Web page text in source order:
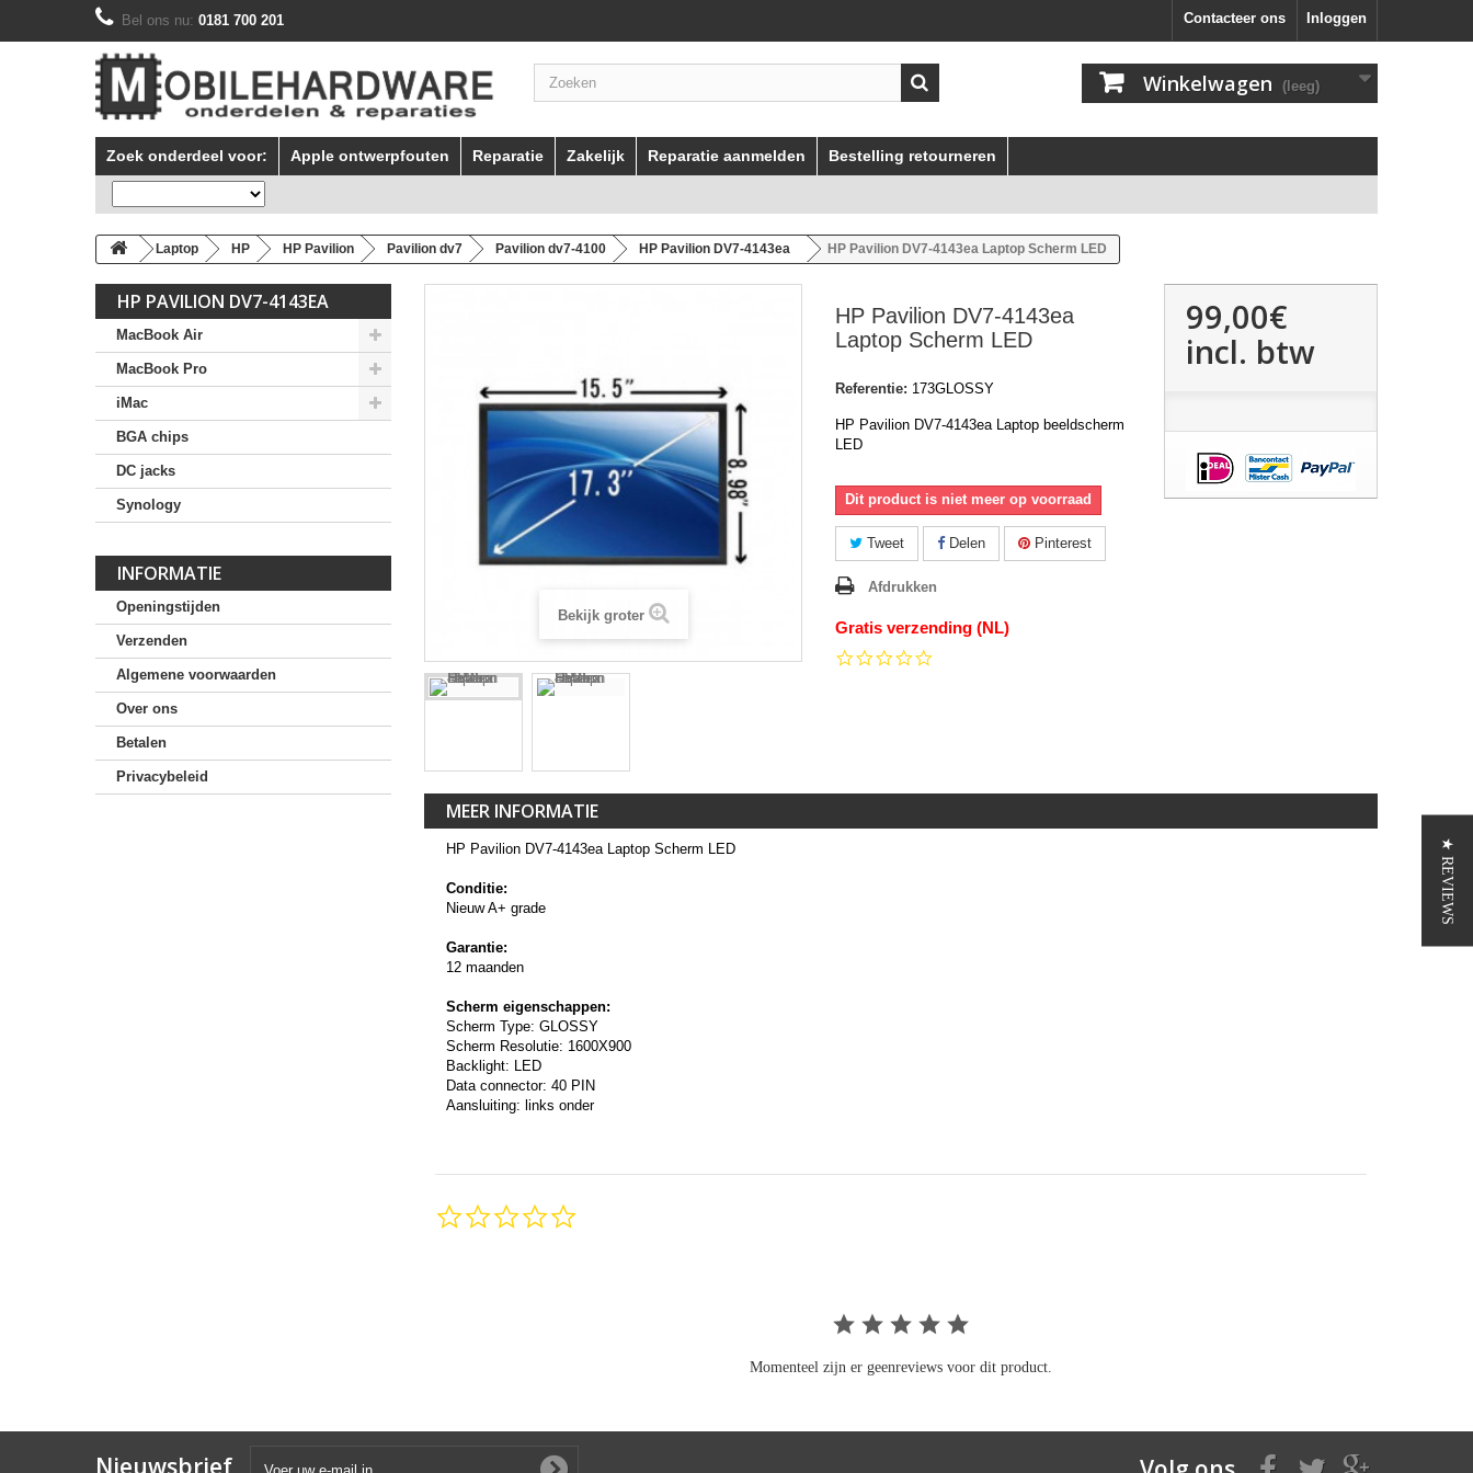
Inloggen
Contacteer ons
Bel ons nu: 0181 700 201
Winkelwagen (leeg)
Zoek onderdeel voor: Apple ontwerpfouten Reparatie Zakelijk Reparatie aanmelden Bestelling retourneren
Laptop HP HP Pavilion Pavilion dv7 Pavilion dv7-4100 HP Pavilion DV7-4143ea HP Pavilion DV7-4143ea Laptop Scherm LED
HP PAVILION DV7-4143EA
MacBook Air
MacBook Pro
iMac
BGA chips
DC jacks
Synology
INFORMATIE
Openingstijden
Verzenden
Algemene voorwaarden
Over ons
Betalen
Privacybeleid
Bekijk groter
HP Pavilion DV7-4143ea
Laptop Scherm LED
Referentie: 173GLOSSY
HP Pavilion DV7-4143ea Laptop beeldscherm
LED
Dit product is niet meer op voorraad
Tweet Delen Pinterest
Afdrukken
Gratis verzending (NL)
99,00€
incl. btw
MEER INFORMATIE
HP Pavilion DV7-4143ea Laptop Scherm LED
Conditie:
Nieuw A+ grade
Garantie:
12 maanden
Scherm eigenschappen:
Scherm Type: GLOSSY
Scherm Resolutie: 1600X900
Backlight: LED
Data connector: 40 PIN
Aansluiting: links onder
Momenteel zijn er geenreviews voor dit product.
Nieuwsbrief
★ REVIEWS